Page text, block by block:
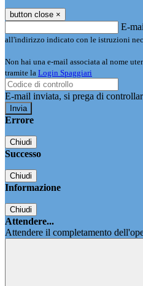
button close ×
E-
all'indirizzo indicato con le istruzioni
Non hai una e-mail associata al nome
tramite la Login Spaggiari
E-mail inviata, si prega di
Errore
Chiudi
Successo
Chiudi
Informazione
Chiudi
Attendere...
Attendere il completamento